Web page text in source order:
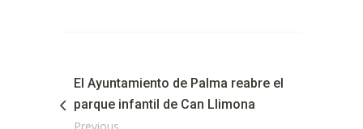
El Ayuntamiento de Palma reabre el
parque infantil de Can Llimona